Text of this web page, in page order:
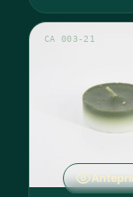
CA 003-21